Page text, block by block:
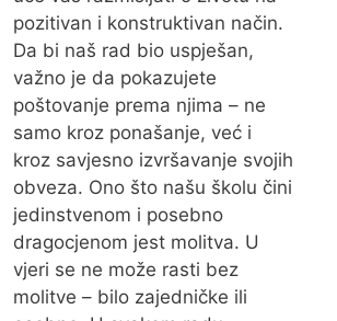
pozitivan i konstruktivan način.
Da bi naš rad bio uspješan,
važno je da pokazujete
poštovanje prema njima – ne
samo kroz ponašanje, već i
kroz savjesno izvršavanje svojih
obveza. Ono što našu školu čini
jedinstvenom i posebno
dragocjenom jest molitva. U
vjeri se ne može rasti bez
molitve – bilo zajedničke ili